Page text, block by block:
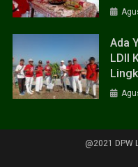
Ada
LDII
@2021 DPW